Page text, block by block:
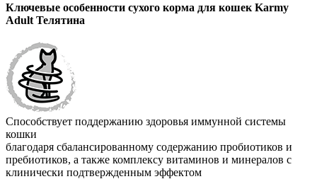
Ключевые особенности сухого корма для кошек Karmy
Adult Телятина
Способствует поддержанию здоровья иммунной системы
кошки
благодаря сбалансированному содержанию пробиотиков и
пребиотиков, а также комплексу витаминов и минералов с
клинически подтвержденным эффектом